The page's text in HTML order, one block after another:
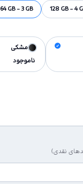
128 GB - 4
64 GB - 3 GB
مشکی
ناموجود
نقدی)